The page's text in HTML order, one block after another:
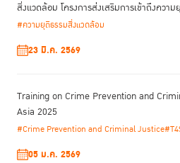
สิ่งแวดล้อม โครงการส่งเสริมการเข้าถึงควา
#ความยุติธรรมสิ่งแวดล้อม
23 มี.ค. 2569
Training on Crime Prevention and
Asia 2025
#Crime Prevention and Criminal Justice
05 ม.ค. 2569